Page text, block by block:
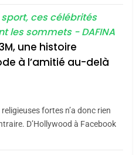
sur la Nostalgie
pourrait
à 13 pays
latine
JUDAISME
ces célébrités
les sommets - DAFINA
une histoire
à l’amitié au-delà
fortes n’a donc rien
D’Hollywood à Facebook
Dvir
NOUS MANQUE –
Hadida
: Les amandes de